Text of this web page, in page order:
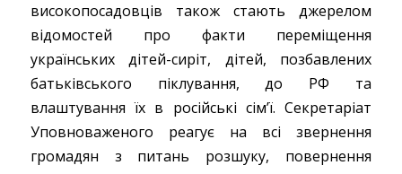
високопосадовців також стають джерелом
відомостей про факти переміщення
українських дітей-сиріт, дітей, позбавлених
батьківського піклування, до РФ та
влаштування їх в російські сімʼї. Секретаріат
Уповноваженого реагує на всі звернення
громадян з питань розшуку, повернення